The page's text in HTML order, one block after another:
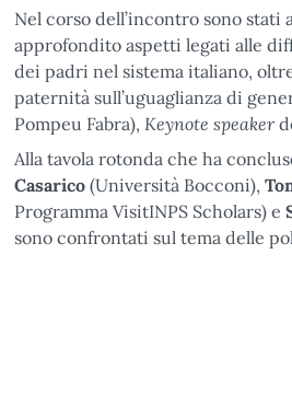
Nel corso dell’incontro sono
approfondito aspetti legati alle
dei padri nel sistema italiano,
paternità sull’uguaglianza di
Pompeu Fabra), Keynote speaker
Alla tavola rotonda che ha
Casarico (Università Bocconi),
Programma VisitINPS Scholars) e
sono confrontati sul tema delle